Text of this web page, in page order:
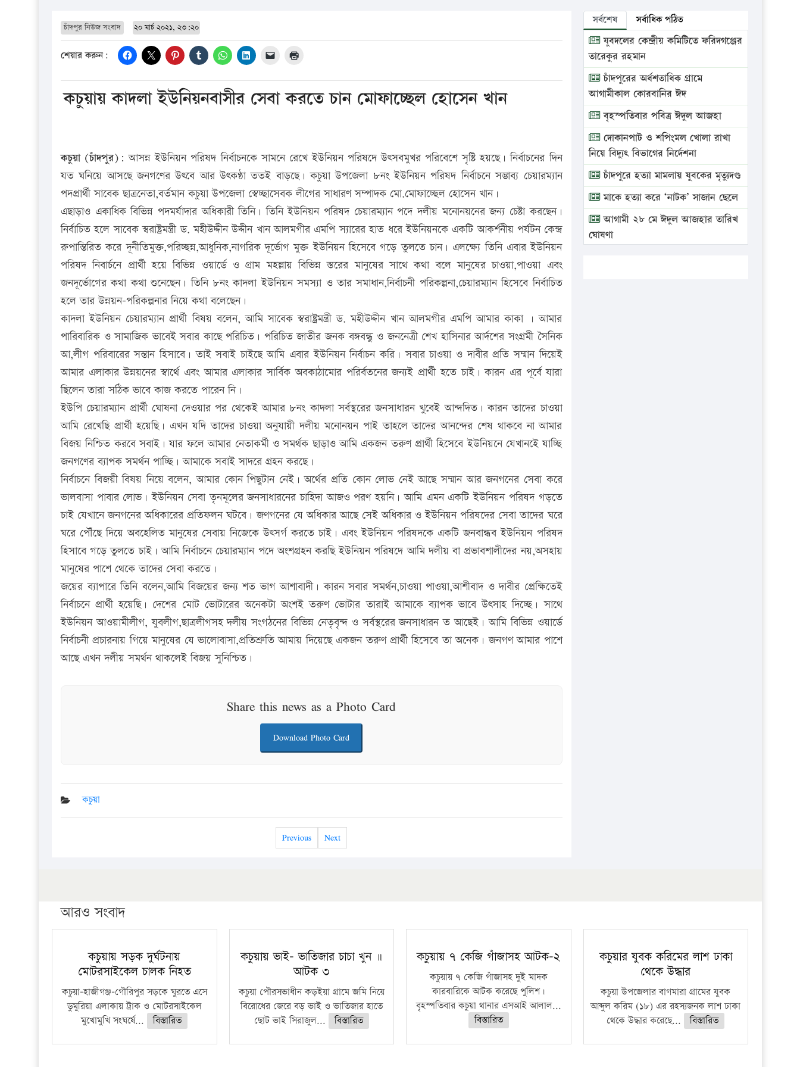
চাঁদপুর নিউজ সংবাদ ২০ মার্চ ২০২১, ২৩:২০
শেয়ার করুন:
কচুয়ায় কাদলা ইউনিয়নবাসীর সেবা করতে চান মোফাচ্ছেল হোসেন খান
কচুয়া (চাঁদপুর): আসন্ন ইউনিয়ন পরিষদ নির্বাচনকে সামনে রেখে ইউনিয়ন পরিষদে উৎসবমুখর পরিবেশে সৃষ্টি হয়ছে। নির্বাচনের দিন
যত ঘনিয়ে আসছে জনগণের উৎবে আর উৎকণ্ঠা ততই বাড়ছে। কচুয়া উপজেলা ৮নং ইউনিয়ন পরিষদ নির্বাচনে সম্ভাব্য চেয়ারম্যান
পদপ্রার্থী সাবেক ছাত্রনেতা,বর্তমান কচুয়া উপজেলা স্বেচ্ছাসেবক লীগের সাধারণ সম্পাদক মো.মোফাচ্ছেল হোসেন খান।
এছাড়াও একাধিক বিভিন্ন পদমর্যাদার অধিকারী তিনি। তিনি ইউনিয়ন পরিষদ চেয়ারম্যান পদে দলীয় মনোনয়নের জন্য চেষ্টা করছেন।
নির্বাচিত হলে সাবেক স্বরাষ্ট্রমন্ত্রী ড. মহীউদ্দীন উদ্দীন খান আলমগীর এমপি স্যারের হাত ধরে ইউনিয়নকে একটি আকর্শনীয় পর্যটন কেন্দ্র
রুপান্তিরিত করে দূনীতিমুক্ত,পরিচ্ছন্ন,আধুনিক,নাগরিক দূর্ভোগ মুক্ত ইউনিয়ন হিসেবে গড়ে তুলতে চান। এলক্ষ্যে তিনি এবার ইউনিয়ন
পরিষদ নিবার্চনে প্রার্থী হয়ে বিভিন্ন ওয়ার্ডে ও গ্রাম মহল্লায় বিভিন্ন স্তরের মানুষের সাথে কথা বলে মানুষের চাওয়া,পাওয়া এবং
জনদূর্ভোগের কথা কথা শুনেছেন। তিনি ৮নং কাদলা ইউনিয়ন সমস্যা ও তার সমাধান,নির্বাচনী পরিকল্পনা,চেয়ারম্যান হিসেবে নির্বাচিত
হলে তার উন্নয়ন-পরিকল্পনার নিয়ে কথা বলেছেন।
কাদলা ইউনিয়ন চেয়ারম্যান প্রার্থী বিষয় বলেন, আমি সাবেক স্বরাষ্ট্রমন্ত্রী ড. মহীউদ্দীন খান আলমগীর এমপি আমার কাকা । আমার
পারিবারিক ও সামাজিক ভাবেই সবার কাছে পরিচিত। পরিচিত জাতীর জনক বঙ্গবন্ধু ও জননেত্রী শেখ হাসিনার আর্দশের সংগ্রমী সৈনিক
আ,লীগ পরিবারের সন্তান হিসাবে। তাই সবাই চাইছে আমি এবার ইউনিয়ন নির্বাচন করি। সবার চাওয়া ও দাবীর প্রতি সম্মান দিয়েই
আমার এলাকার উন্নয়নের স্বার্থে এবং আমার এলাকার সার্বিক অবকাঠামোর পরির্বতনের জন্যই প্রার্থী হতে চাই। কারন এর পূর্বে যারা
ছিলেন তারা সঠিক ভাবে কাজ করতে পারেন নি।
ইউপি চেয়ারম্যান প্রার্থী ঘোষনা দেওয়ার পর থেকেই আমার ৮নং কাদলা সর্বস্থরের জনসাধারন খুবেই আন্দদিত। কারন তাদের চাওয়া
আমি রেখেছি প্রার্থী হয়েছি। এখন যদি তাদের চাওয়া অনুযায়ী দলীয় মনোনয়ন পাই তাহলে তাদের আনন্দের শেষ থাকবে না আমার
বিজয় নিশ্চিত করবে সবাই। যার ফলে আমার নেতাকর্মী ও সমর্থক ছাড়াও আমি একজন তরুণ প্রার্থী হিসেবে ইউনিয়নে যেখানইে যাচ্ছি
জনগণের ব্যাপক সমর্থন পাচ্ছি। আমাকে সবাই সাদরে গ্রহন করছে।
নির্বাচনে বিজয়ী বিষয় নিয়ে বলেন, আমার কোন পিছুটান নেই। অর্থের প্রতি কোন লোভ নেই আছে সম্মান আর জনগনের সেবা করে
ভালবাসা পাবার লোভ। ইউনিয়ন সেবা তৃনমূলের জনসাধারনের চাহিদা আজও পরণ হয়নি। আমি এমন একটি ইউনিয়ন পরিষদ গড়তে
চাই যেখানে জনগনের অধিকারের প্রতিফলন ঘটবে। জণগনের যে অধিকার আছে সেই অধিকার ও ইউনিয়ন পরিষদের সেবা তাদের ঘরে
ঘরে পৌঁছে দিয়ে অবহেলিত মানুষের সেবায় নিজেকে উৎসর্গ করতে চাই। এবং ইউনিয়ন পরিষদকে একটি জনবান্ধব ইউনিয়ন পরিষদ
হিসাবে গড়ে তুলতে চাই। আমি নির্বাচনে চেয়ারম্যান পদে অংশগ্রহন করছি ইউনিয়ন পরিষদে আমি দলীয় বা প্রভাবশালীদের নয়,অসহায়
মানুষের পাশে থেকে তাদের সেবা করতে।
জয়ের ব্যাপারে তিনি বলেন,আমি বিজয়ের জন্য শত ভাগ আশাবাদী। কারন সবার সমর্থন,চাওয়া পাওয়া,আশীবাদ ও দাবীর প্রেক্ষিতেই
নির্বাচনে প্রার্থী হয়েছি। দেশের মোট ভোটারের অনেকটা অংশই তরুণ ভোটার তারাই আমাকে ব্যাপক ভাবে উৎসাহ দিচ্ছে। সাথে
ইউনিয়ন আওয়ামীলীগ, যুবলীগ,ছাত্রলীগসহ দলীয় সংগঠনের বিভিন্ন নেতৃবৃন্দ ও সর্বস্থরের জনসাধারন ত আছেই। আমি বিভিন্ন ওয়ার্ডে
নির্বাচনী প্রচারনায় গিয়ে মানুষের যে ভালোবাসা,প্রতিশ্রুতি আমায় দিয়েছে একজন তরুণ প্রার্থী হিসেবে তা অনেক। জনগণ আমার পাশে
আছে এখন দলীয় সমর্থন থাকলেই বিজয় সুনিশ্চিত।
Share this news as a Photo Card
Download Photo Card
কচুয়া
Previous Next
সর্বশেষ সর্বাধিক পঠিত
যুবদলের কেন্দ্রীয় কমিটিতে ফরিদগঞ্জের
তারেকুর রহমান
চাঁদপুরের অর্ধশতাধিক গ্রামে
আগামীকাল কোরবানির ঈদ
বৃহস্পতিবার পবিত্র ঈদুল আজহা
দোকানপাট ও শপিংমল খোলা রাখা
নিয়ে বিদ্যুৎ বিভাগের নির্দেশনা
চাঁদপুরে হত্যা মামলায় যুবকের মৃত্যুদণ্ড
মাকে হত্যা করে ‘নাটক’ সাজান ছেলে
আগামী ২৮ মে ঈদুল আজহার তারিখ
ঘোষণা
আরও সংবাদ
কচুয়ায় সড়ক দুর্ঘটনায়
মোটরসাইকেল চালক নিহত
কচুয়া-হাজীগঞ্জ-গৌরিপুর সড়কে ঘুরতে এসে
ডুমুরিয়া এলাকায় ট্রাক ও মোটরসাইকেল
মুখোমুখি সংঘর্ষে...
বিস্তারিত
কচুয়ায় ভাই- ভাতিজার চাচা খুন ॥
আটক ৩
কচুয়া পৌরসভাধীন কড়ইয়া গ্রামে জমি নিয়ে
বিরোধের জেরে বড় ভাই ও ভাতিজার হাতে
ছোট ভাই সিরাজুল...
বিস্তারিত
কচুয়ায় ৭ কেজি গাঁজাসহ আটক-২
কচুয়ায় ৭ কেজি গাঁজাসহ দুই মাদক
কারবারিকে আটক করেছে পুলিশ।
বৃহস্পতিবার কচুয়া থানার এসআই আলাল...
বিস্তারিত
কচুয়ার যুবক করিমের লাশ ঢাকা
থেকে উদ্ধার
কচুয়া উপজেলার বাগমারা গ্রামের যুবক
আব্দুল করিম (১৮) এর রহস্যজনক লাশ ঢাকা
থেকে উদ্ধার করেছে...
বিস্তারিত